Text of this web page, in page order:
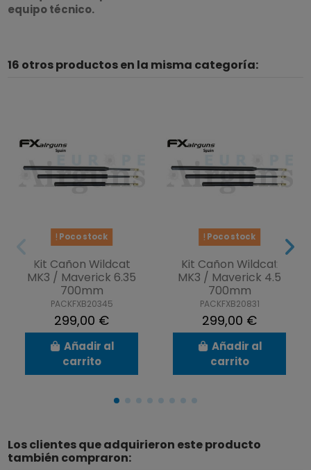
equipo técnico.
16 otros productos en la misma categoría:
Poco stock
Kit Cañon Wildcat
MK3 / Maverick 6.35
700mm
PACKFXB20345
299,00 €
Añadir al
carrito
Poco stock
Kit Cañon Wildcat
MK3 / Maverick 4.5
700mm
PACKFXB20831
299,00 €
Añadir al
carrito
Los clientes que adquirieron este producto
también compraron: